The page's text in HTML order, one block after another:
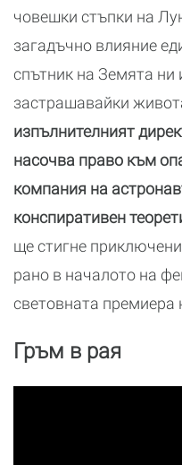
човешки стъпки на
загадъчно влияние
спътник на Земята ни
застрашавайки
изпълнителният
насочва право към
компания на
конспиративен
ще стигне
рано в началото на
световната премиера
Гръм в рая